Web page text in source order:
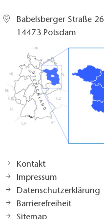
Babelsberger Straße 26
14473 Potsdam
Kontakt
Impressum
Datenschutzerklärung
Barrierefreiheit